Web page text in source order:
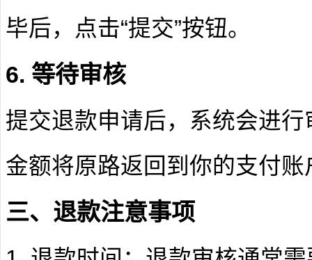
毕后，点击“提交”按钮。
6. 等待审核
提交退款申请后，系统会进
金额将原路返回到你的支付账
三、退款注意事项